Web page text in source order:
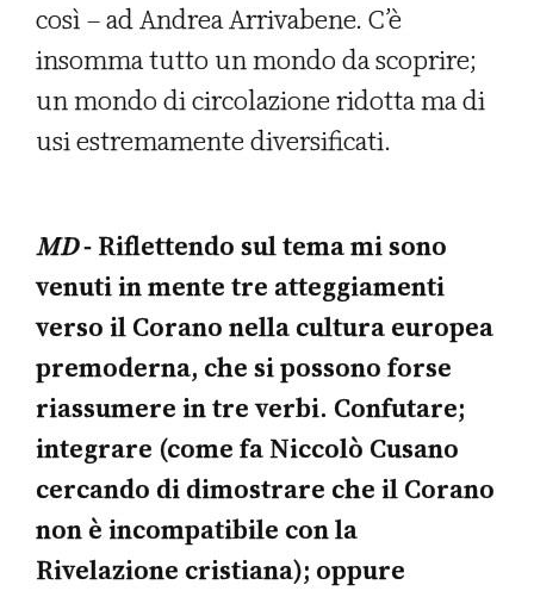
così – ad Andrea Arrivabene. C’è
insomma tutto un mondo da scoprire;
un mondo di circolazione ridotta ma di
usi estremamente diversificati.
MD- Riflettendo sul tema mi sono
venuti in mente tre atteggiamenti
verso il Corano nella cultura europea
premoderna, che si possono forse
riassumere in tre verbi. Confutare;
integrare (come fa Niccolò Cusano
cercando di dimostrare che il Corano
non è incompatibile con la
Rivelazione cristiana); oppure